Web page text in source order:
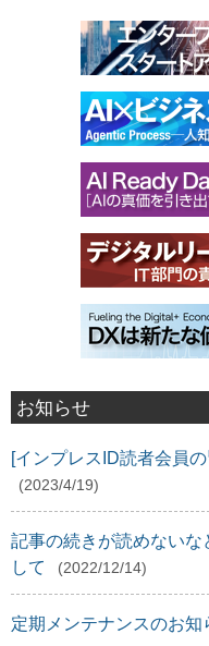
お知らせ
[インプレスID読者会員
(2023/4/19)
記事の続きが読めないな
して
(2022/12/14)
定期メンテナンスのお知